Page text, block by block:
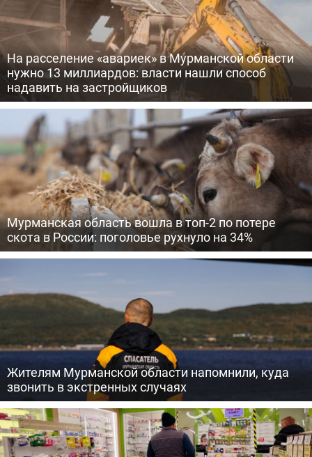
На расселение «авариек» в Мурманской области
нужно 13 миллиардов: власти нашли способ
надавить на застройщиков
Мурманская область вошла в топ-2 по потере
скота в России: поголовье рухнуло на 34%
Жителям Мурманской области напомнили, куда
звонить в экстренных случаях